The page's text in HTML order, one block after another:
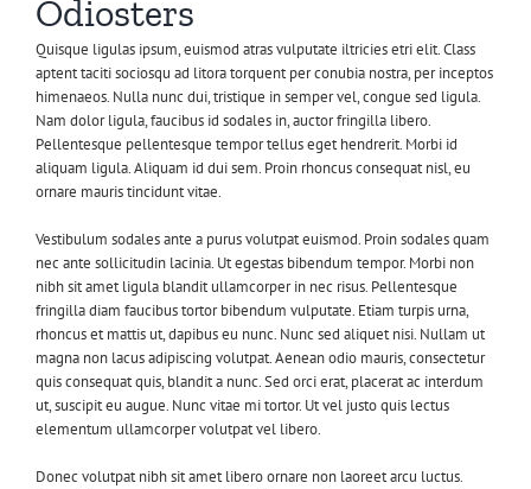
Odiosters
Quisque ligulas ipsum, euismod atras vulputate iltricies etri elit. Class
aptent taciti sociosqu ad litora torquent per conubia nostra, per inceptos
himenaeos. Nulla nunc dui, tristique in semper vel, congue sed ligula.
Nam dolor ligula, faucibus id sodales in, auctor fringilla libero.
Pellentesque pellentesque tempor tellus eget hendrerit. Morbi id
aliquam ligula. Aliquam id dui sem. Proin rhoncus consequat nisl, eu
ornare mauris tincidunt vitae.
Vestibulum sodales ante a purus volutpat euismod. Proin sodales quam
nec ante sollicitudin lacinia. Ut egestas bibendum tempor. Morbi non
nibh sit amet ligula blandit ullamcorper in nec risus. Pellentesque
fringilla diam faucibus tortor bibendum vulputate. Etiam turpis urna,
rhoncus et mattis ut, dapibus eu nunc. Nunc sed aliquet nisi. Nullam ut
magna non lacus adipiscing volutpat. Aenean odio mauris, consectetur
quis consequat quis, blandit a nunc. Sed orci erat, placerat ac interdum
ut, suscipit eu augue. Nunc vitae mi tortor. Ut vel justo quis lectus
elementum ullamcorper volutpat vel libero.
Donec volutpat nibh sit amet libero ornare non laoreet arcu luctus.